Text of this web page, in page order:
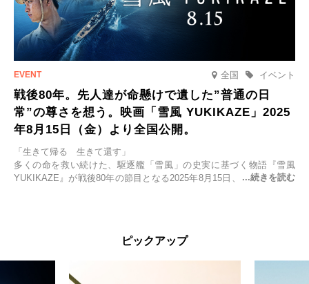
全国 イベント
戦後80年。先人達が命懸けで遺した”普通の日
常”の尊さを想う。映画「雪風 YUKIKAZE」2025
年8月15日（金）より全国公開。
「生きて帰る 生きて還す」
多くの命を救い続けた、駆逐艦「雪風」の史実に基づく物語『雪風
YUKIKAZE』が戦後80年の節目となる2025年8月15日、全国公開され
くの仲間の命を救い帰還させ、戦後まで生き抜き「幸運艦」と呼ばれ
ピックアップ